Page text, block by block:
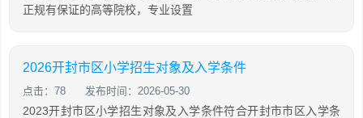
正规有保证的高等院校，专业设置
2026开封市区小学招生对象及入学条件
点击：78 发布时间：2026-05-30
2023开封市区小学招生对象及入学条件符合开封市市区入学条